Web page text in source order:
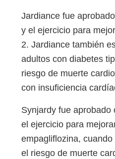
Jardiance fue
y el ejercicio para
2. Jardiance también
adultos con diabetes
riesgo de muerte
con insuficiencia
Synjardy fue
el ejercicio para
empagliflozina,
el riesgo de muerte